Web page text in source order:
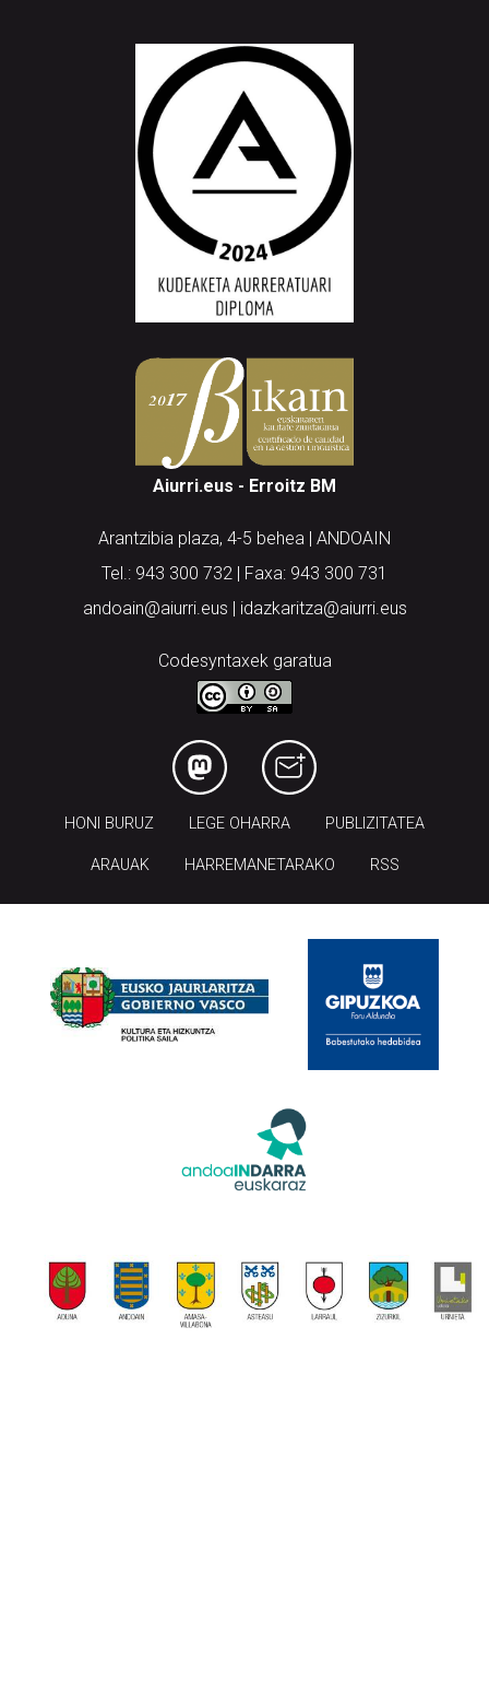
Aiurri.eus - Erroitz BM
Arantzibia plaza, 4-5 behea | ANDOAIN
Tel.: 943 300 732 | Faxa: 943 300 731
andoain@aiurri.eus | idazkaritza@aiurri.eus
Codesyntaxek garatua
HONI BURUZ LEGE OHARRA PUBLIZITATEA
ARAUAK HARREMANETARAKO RSS